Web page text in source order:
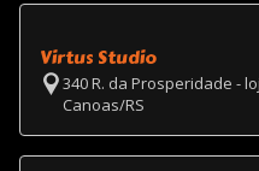
Virtus Studio
340 R. da Prosperidade -
Canoas/RS